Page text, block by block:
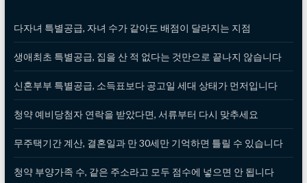
다자녀 특별공급, 자녀 수가 같아도 배점이 달라지는 지점
생애최초 특별공급, 집을 산 적 없다는 것만으로 끝나지 않습니다
신혼부부 특별공급, 소득표보다 공고일 세대 상태가 먼저입니다
청약 예비당첨자 연락을 받았다면, 서류부터 다시 맞추세요
무주택기간 계산, 결혼일과 만 30세만 기억하면 틀릴 수 있습니다
청약 부양가족 수, 같은 주소라고 모두 점수에 넣으면 안 됩니다